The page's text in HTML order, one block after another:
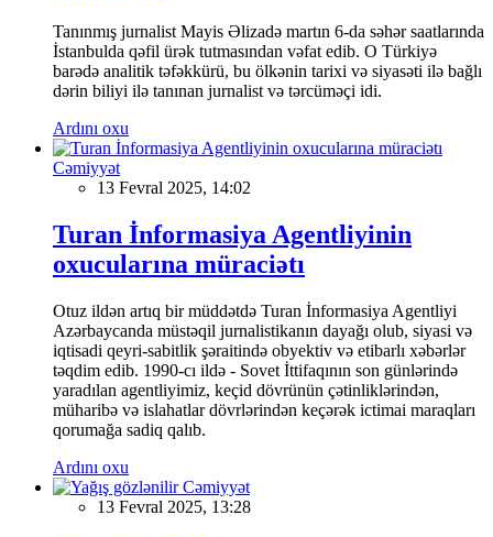
Tanınmış jurnalist Mayis Əlizadə martın 6-da səhər saatlarında
İstanbulda qəfil ürək tutmasından vəfat edib. O Türkiyə
barədə analitik təfəkkürü, bu ölkənin tarixi və siyasəti ilə bağlı
dərin biliyi ilə tanınan jurnalist və tərcüməçi idi.
Ardını oxu
Cəmiyyət
13 Fevral 2025, 14:02
Turan İnformasiya Agentliyinin
oxucularına müraciətı
Otuz ildən artıq bir müddətdə Turan İnformasiya Agentliyi
Azərbaycanda müstəqil jurnalistikanın dayağı olub, siyasi və
iqtisadi qeyri-sabitlik şəraitində obyektiv və etibarlı xəbərlər
təqdim edib. 1990-cı ildə - Sovet İttifaqının son günlərində
yaradılan agentliyimiz, keçid dövrünün çətinliklərindən,
müharibə və islahatlar dövrlərindən keçərək ictimai maraqları
qorumağa sadiq qalıb.
Ardını oxu
Cəmiyyət
13 Fevral 2025, 13:28